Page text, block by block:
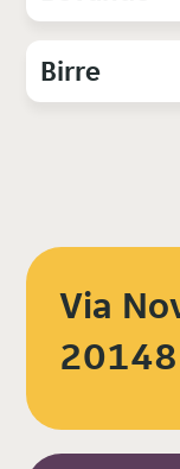
Birre
Via
20148